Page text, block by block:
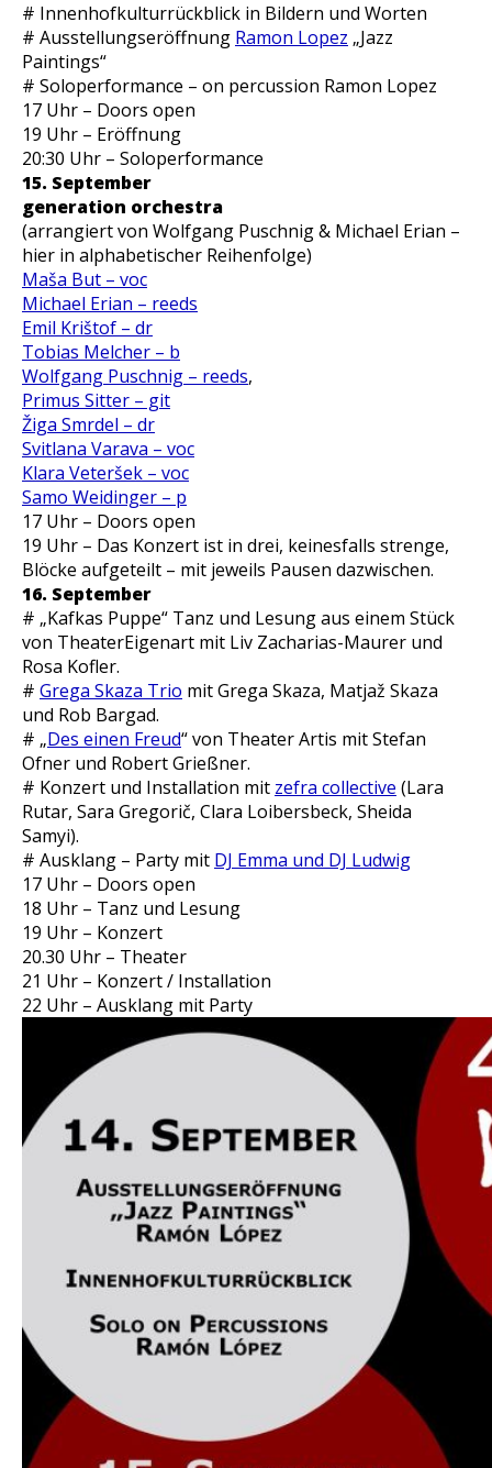
# Innenhofkulturrückblick in Bildern und Worten
# Ausstellungseröffnung Ramon Lopez „Jazz
Paintings“
# Soloperformance – on percussion Ramon Lopez
17 Uhr – Doors open
19 Uhr – Eröffnung
20:30 Uhr – Soloperformance
15. September
generation orchestra
(arrangiert von Wolfgang Puschnig & Michael Erian –
hier in alphabetischer Reihenfolge)
Maša But – voc
Michael Erian – reeds
Emil Krištof – dr
Tobias Melcher – b
Wolfgang Puschnig – reeds,
Primus Sitter – git
Žiga Smrdel – dr
Svitlana Varava – voc
Klara Veteršek – voc
Samo Weidinger – p
17 Uhr – Doors open
19 Uhr – Das Konzert ist in drei, keinesfalls strenge,
Blöcke aufgeteilt – mit jeweils Pausen dazwischen.
16. September
# „Kafkas Puppe“ Tanz und Lesung aus einem Stück
von TheaterEigenart mit Liv Zacharias-Maurer und
Rosa Kofler.
# Grega Skaza Trio mit Grega Skaza, Matjaž Skaza
und Rob Bargad.
# „Des einen Freud“ von Theater Artis mit Stefan
Ofner und Robert Grießner.
# Konzert und Installation mit zefra collective (Lara
Rutar, Sara Gregorič, Clara Loibersbeck, Sheida
Samyi).
# Ausklang – Party mit DJ Emma und DJ Ludwig
17 Uhr – Doors open
18 Uhr – Tanz und Lesung
19 Uhr – Konzert
20.30 Uhr – Theater
21 Uhr – Konzert / Installation
22 Uhr – Ausklang mit Party